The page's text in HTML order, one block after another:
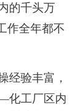
的千头万
作全年都不
验丰富，
化工厂区内